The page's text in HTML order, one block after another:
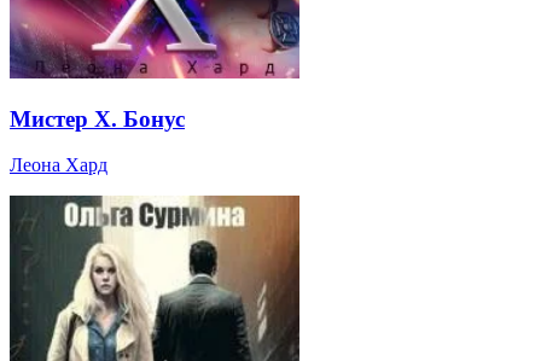
Мистер Х. Бонус
Леона Хард